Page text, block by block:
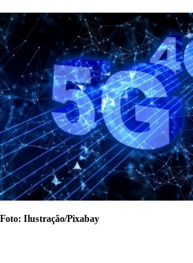
Foto: Ilustração/Pixabay